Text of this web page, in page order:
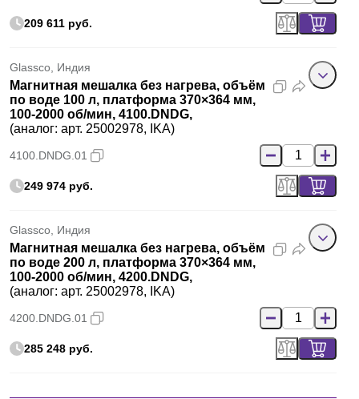
209 611 руб.
Glassco, Индия
Магнитная мешалка без нагрева, объём
по воде 100 л, платформа 370×364 мм,
100-2000 об/мин, 4100.DNDG,
(аналог: арт. 25002978, IKA)
4100.DNDG.01
249 974 руб.
Glassco, Индия
Магнитная мешалка без нагрева, объём
по воде 200 л, платформа 370×364 мм,
100-2000 об/мин, 4200.DNDG,
(аналог: арт. 25002978, IKA)
4200.DNDG.01
285 248 руб.